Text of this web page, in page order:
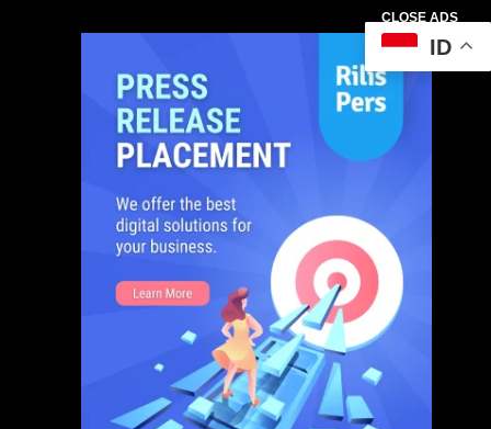
CLOSE ADS
ID